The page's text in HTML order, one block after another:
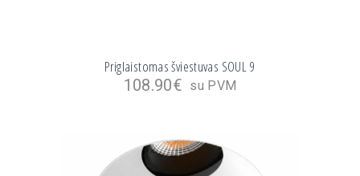
Priglaistomas šviestuvas SOUL 9
108.90€ su PVM